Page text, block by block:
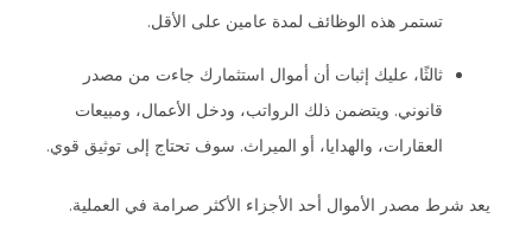
تستمر هذه الوظائف لمدة عامين على الأقل.
ثالثًا، عليك إثبات أن أموال استثمارك جاءت من مصدر
قانوني. ويتضمن ذلك الرواتب، ودخل الأعمال، ومبيعات
العقارات، والهدايا، أو الميراث. سوف تحتاج إلى توثيق قوي.
يعد شرط مصدر الأموال أحد الأجزاء الأكثر صرامة في العملية.